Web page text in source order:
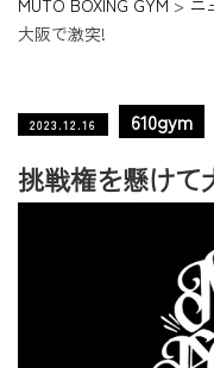
MUTO BOXING GYM > ニ
大阪で激突!
2023.12.16 610gym
挑戦権を懸けて